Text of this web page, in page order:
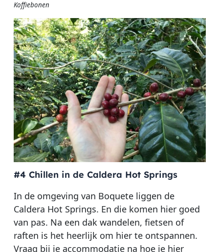
Koffiebonen
#4 Chillen in de Caldera Hot Springs
In de omgeving van Boquete liggen de
Caldera Hot Springs. En die komen hier goed
van pas. Na een dak wandelen, fietsen of
raften is het heerlijk om hier te ontspannen.
Vraag bij je accommodatie na hoe je hier